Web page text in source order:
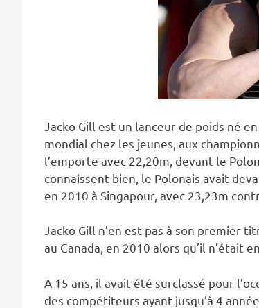
Jacko Gill est un lanceur de poids né
mondial chez les jeunes, aux
l’emporte avec 22,20m, devant le
connaissent bien, le Polonais avait
en 2010 à Singapour, avec 23,23m
Jacko Gill n’en est pas à son premier
au Canada, en 2010 alors qu’il n’était
A 15 ans, il avait été surclassé pour
des compétiteurs ayant jusqu’à 4